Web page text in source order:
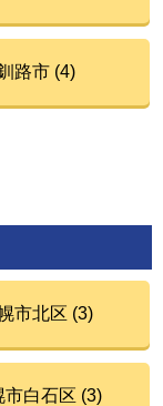
路市 (4)
市北区 (3)
市白石区 (3)